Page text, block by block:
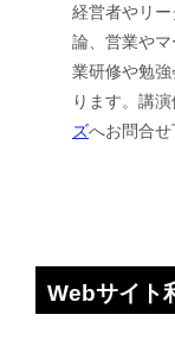
経営者やリ
論、営業や
業研修や勉
ります。講
ズへお問合せ
Webサイト